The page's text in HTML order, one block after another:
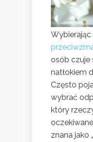
Wybierając
osób czuje
natłokiem
Często
wybrać
który
znana jako